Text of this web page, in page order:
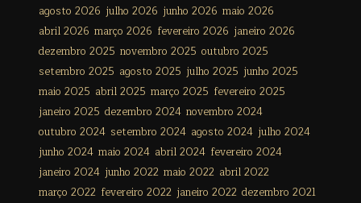
agosto 2026 julho 2026 junho 2026 maio 2026
abril 2026 março 2026 fevereiro 2026 janeiro 2026
dezembro 2025 novembro 2025 outubro 2025
setembro 2025 agosto 2025 julho 2025 junho 2025
maio 2025 abril 2025 março 2025 fevereiro 2025
janeiro 2025 dezembro 2024 novembro 2024
outubro 2024 setembro 2024 agosto 2024 julho 2024
junho 2024 maio 2024 abril 2024 fevereiro 2024
janeiro 2024 junho 2022 maio 2022 abril 2022
março 2022 fevereiro 2022 janeiro 2022 dezembro 2021